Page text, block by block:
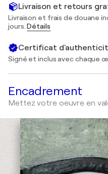
Livraison et retours
Livraison et frais de douane
jours.Détails
Certificat
Signé et inclus avec chaque
Encadrement
Mettez votre oeuvre en